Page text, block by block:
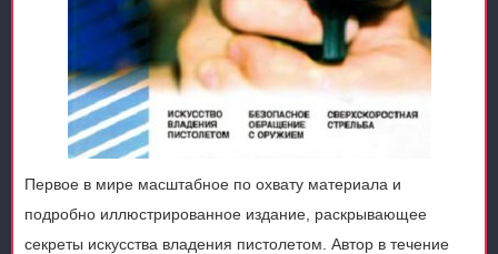
Первое в мире масштабное по охвату материала и
подробно иллюстрированное издание, раскрывающее
секреты искусства владения пистолетом. Автор в течение